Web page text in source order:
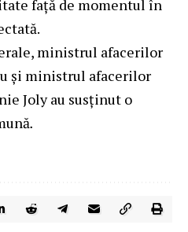
față de momentul în
ministrul afacerilor
și ministrul afacerilor
Joly au susţinut o
.